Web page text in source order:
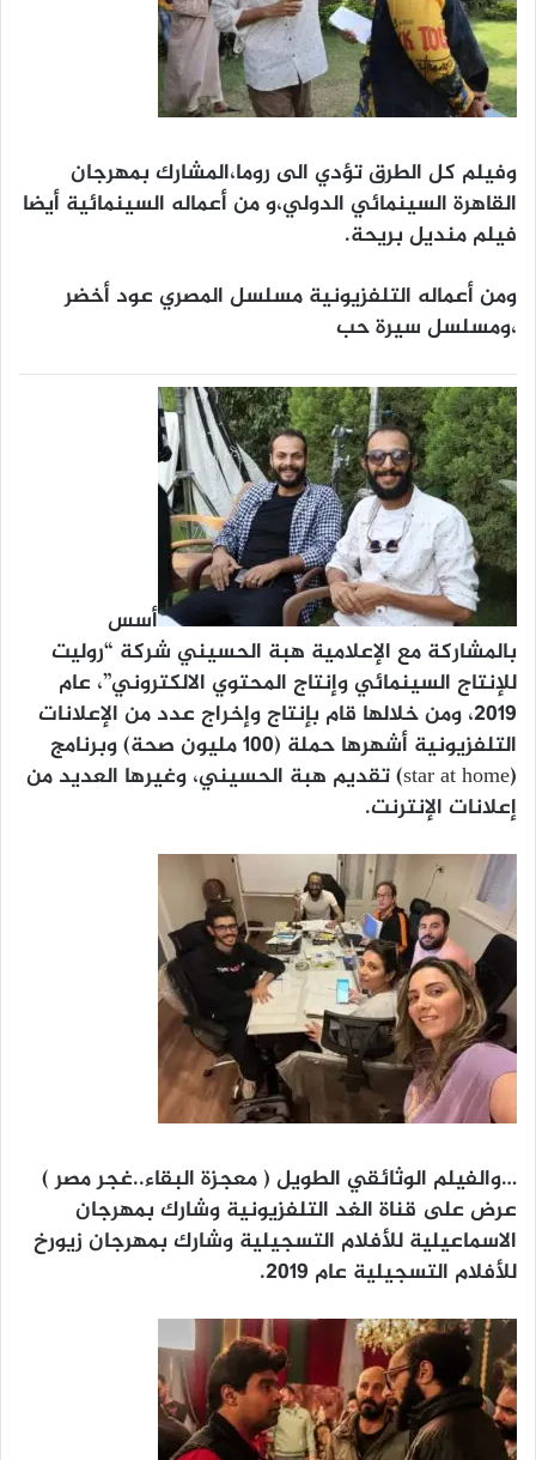
وفيلم كل الطرق تؤدي الى روما،المشارك بمهرجان
القاهرة السينمائي الدولي،و من أعماله السينمائية أيضا
فيلم منديل بريحة.
ومن أعماله التلفزيونية مسلسل المصري عود أخضر
،ومسلسل سيرة حب
أسس
بالمشاركة مع الإعلامية هبة الحسيني شركة “روليت
للإنتاج السينمائي وإنتاج المحتوي الالكتروني”، عام
٢٠١٩، ومن خلالها قام بإنتاج وإخراج عدد من الإعلانات
التلفزيونية أشهرها حملة (١٠٠ مليون صحة) وبرنامج
(star at home) تقديم هبة الحسيني، وغيرها العديد من
إعلانات الإنترنت.
…والفيلم الوثائقي الطويل ( معجزة البقاء..غجر مصر )
عرض على قناة الغد التلفزيونية وشارك بمهرجان
الاسماعيلية للأفلام التسجيلية وشارك بمهرجان زيورخ
للأفلام التسجيلية عام ٢٠١٩.